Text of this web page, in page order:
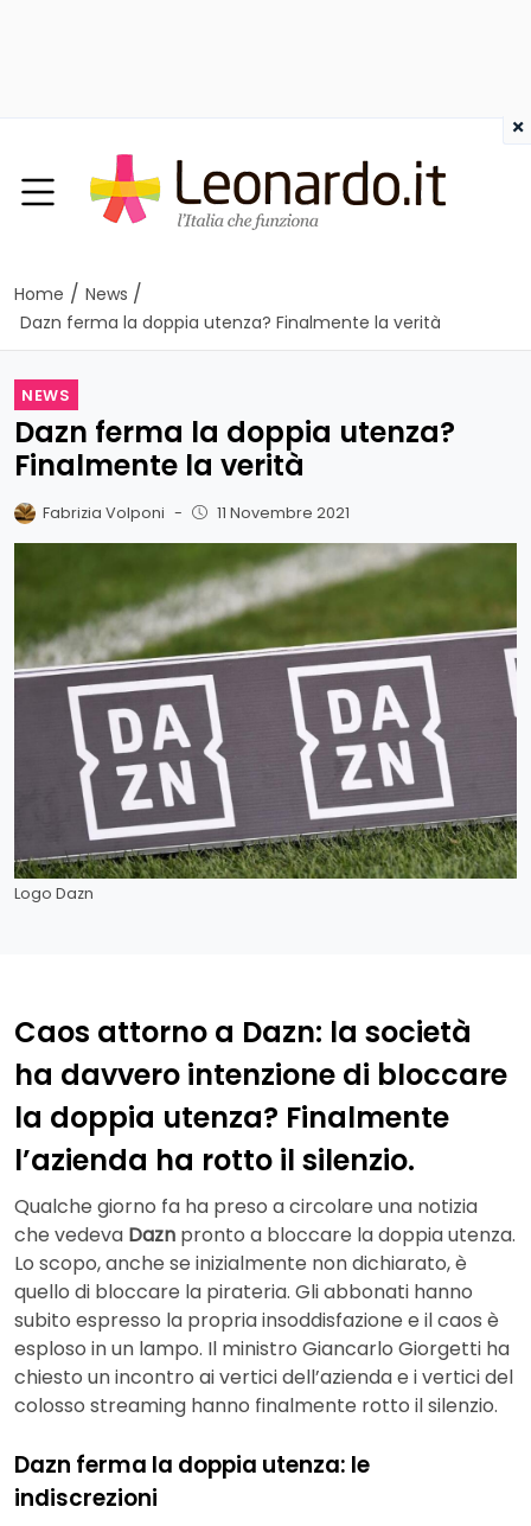
Home / News /
Dazn ferma la doppia utenza? Finalmente la verità
NEWS
Dazn ferma la doppia utenza?
Finalmente la verità
Fabrizia Volponi - 11 Novembre 2021
Logo Dazn
Caos attorno a Dazn: la società
ha davvero intenzione di bloccare
la doppia utenza? Finalmente
l’azienda ha rotto il silenzio.
Qualche giorno fa ha preso a circolare una notizia
che vedeva Dazn pronto a bloccare la doppia utenza.
Lo scopo, anche se inizialmente non dichiarato, è
quello di bloccare la pirateria. Gli abbonati hanno
subito espresso la propria insoddisfazione e il caos è
esploso in un lampo. Il ministro Giancarlo Giorgetti ha
chiesto un incontro ai vertici dell’azienda e i vertici del
colosso streaming hanno finalmente rotto il silenzio.
Dazn ferma la doppia utenza: le
indiscrezioni
×